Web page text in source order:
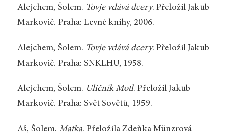
Alejchem, Šolem. Tovje vdává dcery. Přeložil Jakub
Markovič. Praha: Levné knihy, 2006.
Alejchem, Šolem. Tovje vdává dcery. Přeložil Jakub
Markovič. Praha: SNKLHU, 1958.
Alejchem, Šolem. Uličník Motl. Přeložil Jakub
Markovič. Praha: Svět Sovětů, 1959.
Aš, Šolem. Matka. Přeložila Zdeňka Münzrová